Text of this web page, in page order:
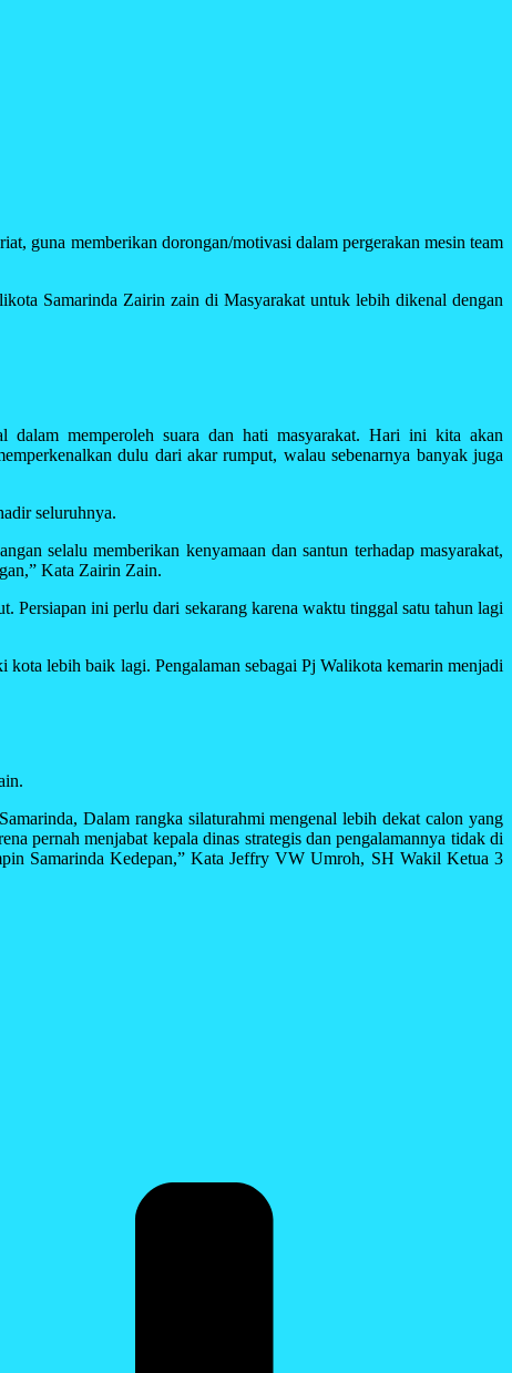
guna memberikan dorongan/motivasi dalam pergerakan mesin team
Samarinda Zairin zain di Masyarakat untuk lebih dikenal dengan
memperoleh suara dan hati masyarakat. Hari ini kita akan
dulu dari akar rumput, walau sebenarnya banyak juga
seluruhnya.
selalu memberikan kenyamaan dan santun terhadap masyarakat,
Kata Zairin Zain.
Persiapan ini perlu dari sekarang karena waktu tinggal satu tahun lagi
lebih baik lagi. Pengalaman sebagai Pj Walikota kemarin menjadi
Dalam rangka silaturahmi mengenal lebih dekat calon yang
pernah menjabat kepala dinas strategis dan pengalamannya tidak di
Samarinda Kedepan,” Kata Jeffry VW Umroh, SH Wakil Ketua 3